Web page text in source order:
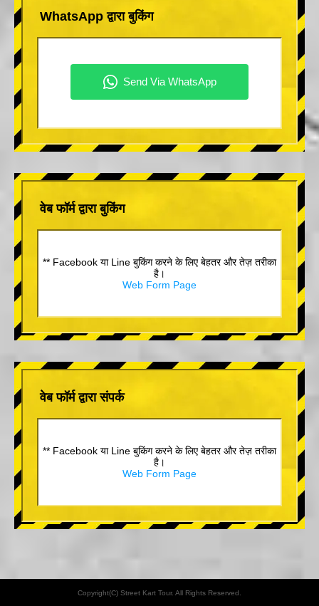
WhatsApp द्वारा बुकिंग
वेब फॉर्म द्वारा बुकिंग
** Facebook या Line बुकिंग करने के लिए बेहतर और तेज़ तरीका
है।
Web Form Page
वेब फॉर्म द्वारा संपर्क
** Facebook या Line बुकिंग करने के लिए बेहतर और तेज़ तरीका
है।
Web Form Page
Copyright(C) Street Kart Tour. All Rights Reserved.